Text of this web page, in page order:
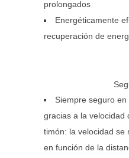
prolongados
Energéticamente
recuperación de
Siempre seguro
gracias a la velocidad
timón: la velocidad se
en función de la